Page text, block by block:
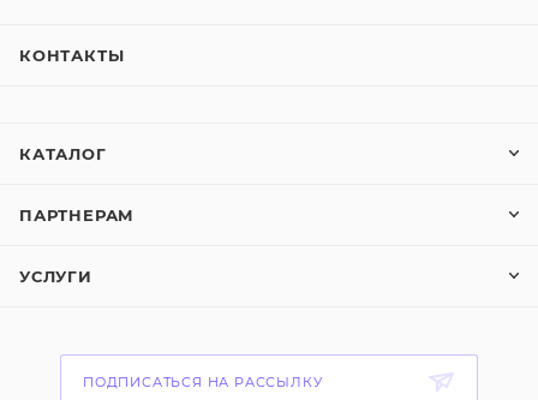
КОНТАКТЫ
КАТАЛОГ
ПАРТНЕРАМ
УСЛУГИ
ПОДПИСАТЬСЯ НА РАССЫЛКУ